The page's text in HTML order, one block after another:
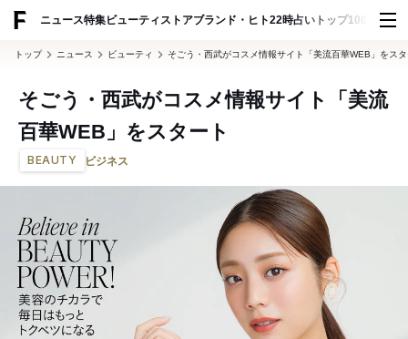
ニュース特集ビューティ ストアブランド・ヒト22時占い トップ100 スナッ
トップ ニュース ビューティ そごう・西武がコスメ情報サイト「美流百華WEB」をス
そごう・西武がコスメ情報サイト「美流
百華WEB」をスタート
BEAUTY ビジネス